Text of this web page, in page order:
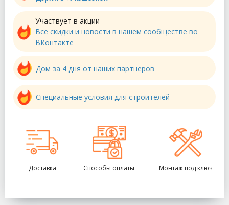
Участвует в акции
Все скидки и новости в нашем сообществе во
ВКонтакте
Дом за 4 дня от наших партнеров
Специальные условия для строителей
Доставка Способы оплаты Монтаж под ключ